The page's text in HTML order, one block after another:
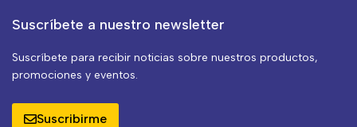
Suscríbete a nuestro newsletter
Suscríbete para recibir noticias sobre nuestros productos,
promociones y eventos.
Suscribirme